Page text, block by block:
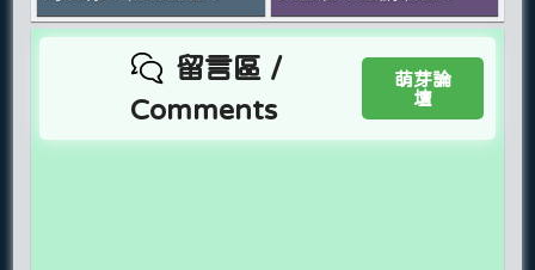
留言區 /
Comments
萌芽論
壇